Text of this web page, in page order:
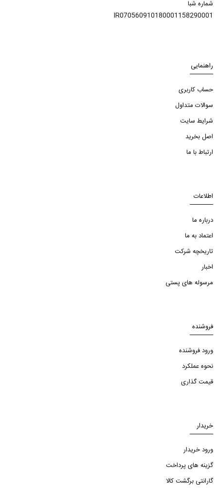
شماره شبا
IR070560910180001158290001
راهنمایی
حساب کاربری
سوالات متداول
شرایط سایت
اصل بخرید
ارتباط با ما
اطلاعات
درباره ما
اعتماد به ما
تاریخچه شرکت
اخبار
مرسوله های پستی
فروشنده
ورود فروشنده
نحوه عملکرد
قیمت گذاری
خریدار
ورود خریدار
گزینه های پرداخت
گارانتی برگشت کالا